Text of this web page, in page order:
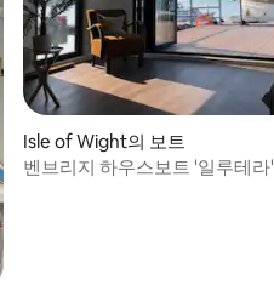
Isle of Wight의 보트
벤브리지 하우스보트 '일루테라'